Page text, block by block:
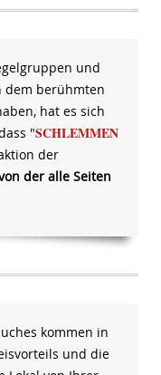
und
dem berühmten
hat es sich
"SCHLEMMEN
der
der alle Seiten
kommen in
und die